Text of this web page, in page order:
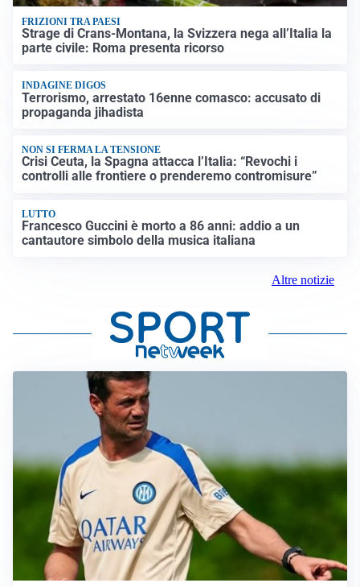
FRIZIONI TRA PAESI
Strage di Crans-Montana, la Svizzera nega all’Italia la
parte civile: Roma presenta ricorso
INDAGINE DIGOS
Terrorismo, arrestato 16enne comasco: accusato di
propaganda jihadista
NON SI FERMA LA TENSIONE
Crisi Ceuta, la Spagna attacca l’Italia: “Revochi i
controlli alle frontiere o prenderemo contromisure”
LUTTO
Francesco Guccini è morto a 86 anni: addio a un
cantautore simbolo della musica italiana
Altre notizie